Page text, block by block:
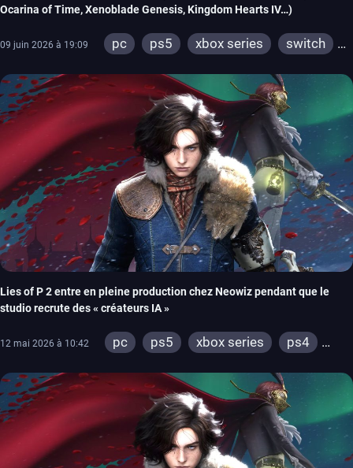
Ocarina of Time, Xenoblade Genesis, Kingdom Hearts IV…)
09 juin 2026 à 19:09 pc ps5 xbox series
switch
xbox one
wiiu 3ds
ps3
xbox 360
wii switch 2
Lies of P 2 entre en pleine production chez Neowiz pendant que le
studio recrute des « créateurs IA »
12 mai 2026 à 10:42 pc ps5 xbox series
ps4